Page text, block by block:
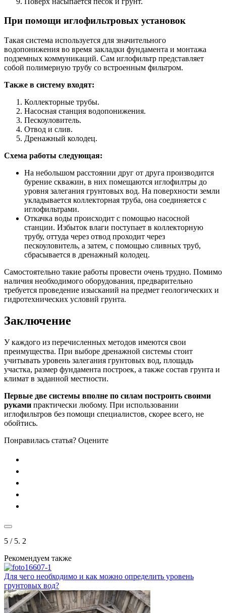
При помощи иглофильтровых установок
Такая система используется для значительного
водопонижения во время закладки фундамента и монтажа
подземных коммуникаций. Сам иглофильтр представляет
собой полимерную трубу со встроенным фильтром.
Также в систему входят:
Коллекторные трубы.
Насосная станция водопонижения.
Пескоуловитель.
Отвод и слив.
Дренажный колодец.
Схема работы следующая:
На небольшом расстоянии друг от друга производится
бурение скважин, в них помещаются иглофилтры до
уровня залегания грунтовых вод. На поверхности земли
укладывается коллекторная труба, она соединяется с
иглофильтрами.
Откачка воды происходит с помощью насосной
станции. Избыток влаги поступает в коллекторную
трубу, оттуда через отвод проходит через
пескоуловитель, а затем, с помощью сливных труб,
сбрасывается в дренажный колодец.
Самостоятельно такие работы провести очень трудно. Помимо
наличия необходимого оборудования, предварительно
требуется проведение изысканий на предмет геологических и
гидротехнических условий грунта.
Заключение
У каждого из перечисленных методов имеются свои
преимущества. При выборе дренажной системы стоит
учитывать уровень залегания грунтовых вод, площадь
участка, размер фундамента построек, а также состав грунта и
климат в заданной местности.
Первые две системы вполне по силам построить своими
руками практически любому. При использовании
иглофильтров без помощи специалистов, скорее всего, не
обойтись.
Понравилась статья? Оцените
5 / 5. 2
Рекомендуем также
Для чего необходимо и как можно определить уровень
грунтовых вод?